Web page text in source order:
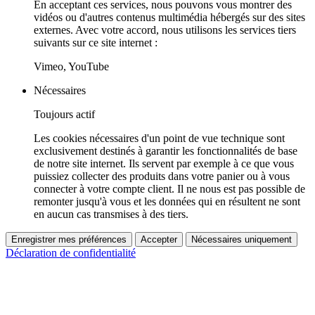
En acceptant ces services, nous pouvons vous montrer des
vidéos ou d'autres contenus multimédia hébergés sur des sites
externes. Avec votre accord, nous utilisons les services tiers
suivants sur ce site internet :
Vimeo, YouTube
Nécessaires
Toujours actif
Les cookies nécessaires d'un point de vue technique sont
exclusivement destinés à garantir les fonctionnalités de base
de notre site internet. Ils servent par exemple à ce que vous
puissiez collecter des produits dans votre panier ou à vous
connecter à votre compte client. Il ne nous est pas possible de
remonter jusqu'à vous et les données qui en résultent ne sont
en aucun cas transmises à des tiers.
Enregistrer mes préférences Accepter Nécessaires uniquement
Déclaration de confidentialité